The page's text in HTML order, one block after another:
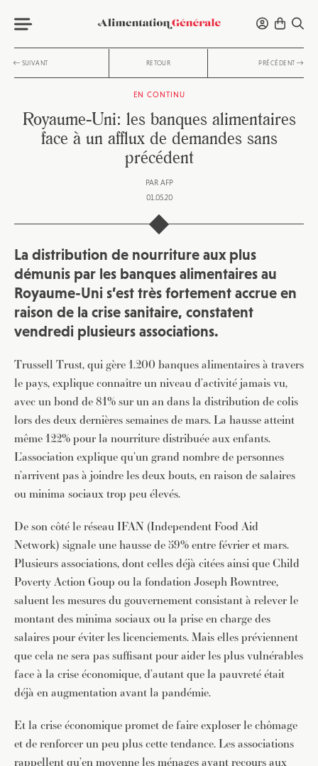
SUIVANT RETOUR PRÉCÉDENT
EN CONTINU
Royaume-Uni: les banques alimentaires
face à un afflux de demandes sans
précédent
PAR AFP
01.05.20
La distribution de nourriture aux plus
démunis par les banques alimentaires au
Royaume-Uni s’est très fortement accrue en
raison de la crise sanitaire, constatent
vendredi plusieurs associations.
Trussell Trust, qui gère 1.200 banques alimentaires à travers
le pays, explique connaître un niveau d’activité jamais vu,
avec un bond de 81% sur un an dans la distribution de colis
lors des deux dernières semaines de mars. La hausse atteint
même 122% pour la nourriture distribuée aux enfants.
L’association explique qu’un grand nombre de personnes
n’arrivent pas à joindre les deux bouts, en raison de salaires
ou minima sociaux trop peu élevés.
De son côté le réseau IFAN (Independent Food Aid
Network) signale une hausse de 59% entre février et mars.
Plusieurs associations, dont celles déjà citées ainsi que Child
Poverty Action Goup ou la fondation Joseph Rowntree,
saluent les mesures du gouvernement consistant à relever le
montant des minima sociaux ou la prise en charge des
salaires pour éviter les licenciements. Mais elles préviennent
que cela ne sera pas suffisant pour aider les plus vulnérables
face à la crise économique, d’autant que la pauvreté était
déjà en augmentation avant la pandémie.
Et la crise économique promet de faire exploser le chômage
et de renforcer un peu plus cette tendance. Les associations
rappellent qu’en moyenne les ménages ayant recours aux